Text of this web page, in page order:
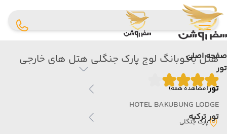
صفحه اصلی
تور
تور(مشاهده همه)
تور ترکیه
هتل باکوبانگ لوج پارک جنگلی هتل های خارجی
HOTEL BAKUBUNG LODGE
پارک جنگلی